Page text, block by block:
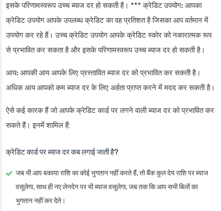
इसके परिणामस्वरूप उच्च ब्याज दर हो सकती है। ***क्रेडिट उपयोग: आपका
क्रेडिट उपयोग आपके उपलब्ध क्रेडिट का वह प्रतिशत है जिसका आप वर्तमान में
उपयोग कर रहे हैं। उच्च क्रेडिट उपयोग आपके क्रेडिट स्कोर को नकारात्मक रूप
से प्रभावित कर सकता है और इसके परिणामस्वरूप उच्च ब्याज दर हो सकती है।
आय: आपकी आय आपके लिए प्रस्तावित ब्याज दर को प्रभावित कर सकती है।
अधिक आय आपको कम ब्याज दर के लिए अर्हता प्राप्त करने में मदद कर सकती है।
ऐसे कई कारक हैं जो आपके क्रेडिट कार्ड पर लगने वाली ब्याज दर को प्रभावित कर
सकते हैं। इनमें शामिल हैं:
क्रेडिट कार्ड पर ब्याज दर कब लगाई जाती है?
जब भी आप बकाया राशि का कोई भुगतान नहीं करते हैं, तो बैंक कुल देय राशि पर ब्याज
वसूलेगा, साथ ही नए लेनदेन पर भी ब्याज वसूलेगा, जब तक कि आप सभी बिलों का
भुगतान नहीं कर देते।